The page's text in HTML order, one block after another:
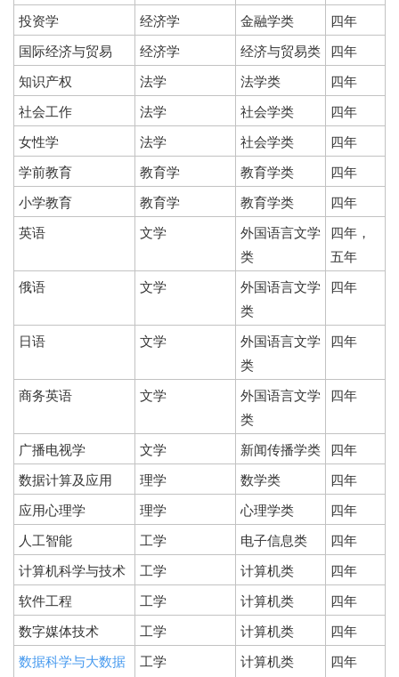
投资学
经济学 金融学类
四年
国际经济与贸易
经济学 经济与贸易类 四年
知识产权
法学 法学类
四年
社会工作
法学 社会学类
四年
女性学
法学 社会学类
四年
学前教育
教育学 教育学类
四年
小学教育
教育学 教育学类
四年
英语
文学
外国语言文学
类
四年，
五年
俄语
文学
外国语言文学
类
四年
日语 文学
外国语言文学
类
四年
商务英语 文学
外国语言文学
类
四年
广播电视学 文学 新闻传播学类 四年
数据计算及应用
理学 数学类
四年
应用心理学
理学 心理学类
四年
人工智能
工学 电子信息类
四年
计算机科学与技术
工学 计算机类
四年
软件工程
工学 计算机类
四年
数字媒体技术
工学 计算机类
四年
数据科学与大数据
工学 计算机类 四年